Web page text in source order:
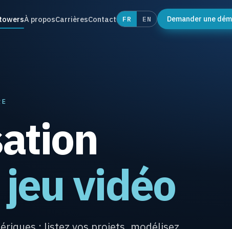
À proposCarrièresContact FR EN Demander une
vidéo